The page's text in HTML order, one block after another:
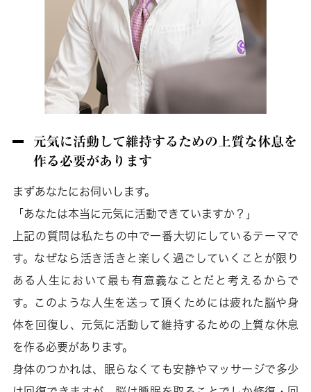
元気に活動して維持するための上質な休息を
作る必要があります
まずあなたにお伺いします。
「あなたは本当に元気に活動できていますか？」
上記の質問は私たちの中で一番大切にしているテーマで
す。なぜなら活き活きと楽しく過ごしていくことが限り
ある人生において最も有意義なことだと考えるからで
す。このような人生を送って頂くためには疲れた脳や身
体を回復し、元気に活動して維持するための上質な休息
を作る必要があります。
身体のつかれは、眠らなくても安静やマッサージで多少